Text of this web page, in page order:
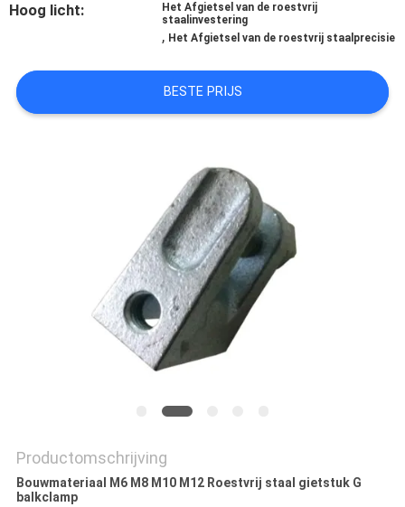
NIEUWS
VRAAG
EEN
PRIVACYBELEID
Hoog licht:
Het Afgietsel van de roestvrij
staalinvestering
, Het Afgietsel van de roestvrij staalprecisie
BESTE PRIJS
Productomschrijving
Bouwmateriaal M6 M8 M10 M12 Roestvrij staal gietstuk G
balkclamp